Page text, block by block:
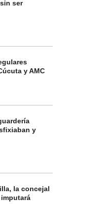
ser
y AMC
y
la concejal